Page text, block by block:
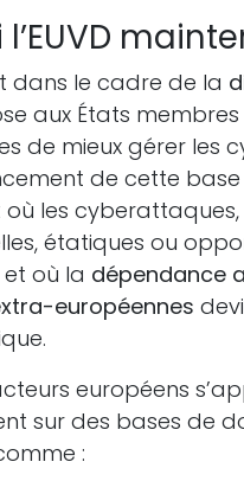
dans le cadre de la
aux États
de mieux gérer les
de cette
les cyberattaques,
étatiques ou
où la dépendance
européennes
européens
sur des bases de
: